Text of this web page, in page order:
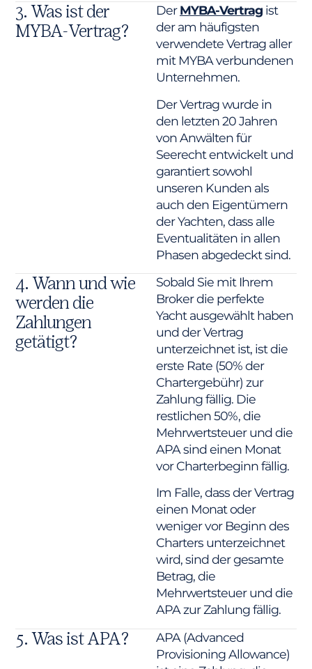
3. Was ist der
MYBA-Vertrag?
DerMYBA-Vertrag ist
der am häufigsten
verwendete Vertrag aller
mit MYBA verbundenen
Unternehmen.
Der Vertrag wurde in
den letzten 20 Jahren
von Anwälten für
Seerecht entwickelt und
garantiert sowohl
unseren Kunden als
auch den Eigentümern
der Yachten, dass alle
Eventualitäten in allen
Phasen abgedeckt sind.
4. Wann und wie
werden die
Zahlungen
getätigt?
Sobald Sie mit Ihrem
Broker die perfekte
Yacht ausgewählt haben
und der Vertrag
unterzeichnet ist, ist die
erste Rate (50% der
Chartergebühr) zur
Zahlung fällig. Die
restlichen 50%, die
Mehrwertsteuer und die
APA sind einen Monat
vor Charterbeginn fällig.
Im Falle, dass der Vertrag
einen Monat oder
weniger vor Beginn des
Charters unterzeichnet
wird, sind der gesamte
Betrag, die
Mehrwertsteuer und die
APA zur Zahlung fällig.
5. Was ist APA?
APA (Advanced
Provisioning Allowance)